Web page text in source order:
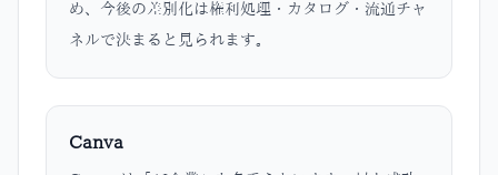
め、今後の差別化は権利処理・カタログ・流通チャ
ネルで決まると見られます。
Canva